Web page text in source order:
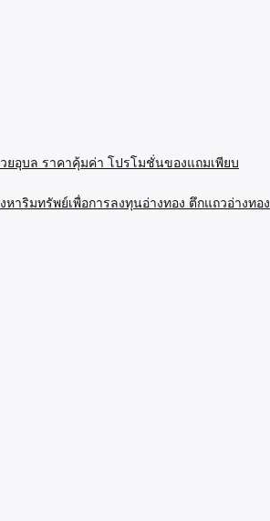
ยอุบล ราคาคุ้มค่า โปรโมชั่นของแถมเพียบ
ริมทรัพย์เพื่อการลงทุนอ่างทอง ตึกแถวอ่างทอง